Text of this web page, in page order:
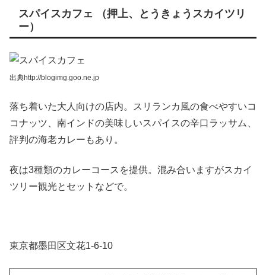
スパイスカフェ （押上、とうきょうスカイツリ
ー）
出典http://blogimg.goo.ne.jp
落ち着いた大人向けの店内。スリランカ風の食べやすいコ
コナッツ、南インドの美味しいスパイスの辛口ラッサム、
評判の海老カレーもあり。
夜は3種類のカレーコースを提供。混み合いますがスカイ
ツリー観光とセットなどで。
東京都墨田区文花1-6-10